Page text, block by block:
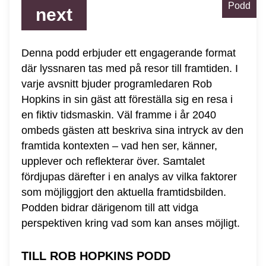
Podd
next
Denna podd erbjuder ett engagerande format
där lyssnaren tas med på resor till framtiden. I
varje avsnitt bjuder programledaren Rob
Hopkins in sin gäst att föreställa sig en resa i
en fiktiv tidsmaskin. Väl framme i år 2040
ombeds gästen att beskriva sina intryck av den
framtida kontexten – vad hen ser, känner,
upplever och reflekterar över. Samtalet
fördjupas därefter i en analys av vilka faktorer
som möjliggjort den aktuella framtidsbilden.
Podden bidrar därigenom till att vidga
perspektiven kring vad som kan anses möjligt.
TILL ROB HOPKINS PODD